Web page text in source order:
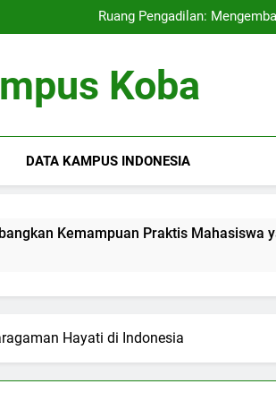
Ruang Pengadilan:
Pendidikan Hybrid:
Ruang Pengadilan:
Pendidikan Hybrid:
Koba
DATA KAMPUS INDONESIA
Praktis Mahasiswa yang
Hayati di Indonesia